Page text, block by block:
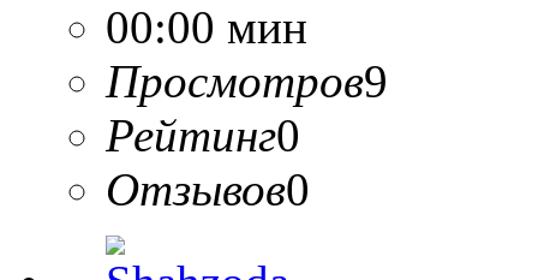
00:00 мин
Просмотров9
Рейтинг0
Отзывов0